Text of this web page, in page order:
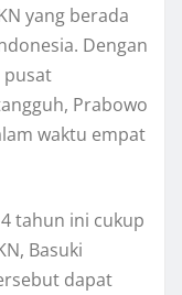
yang berada
Dengan
pusat
Prabowo
waktu empat
tahun ini cukup
Basuki
dapat